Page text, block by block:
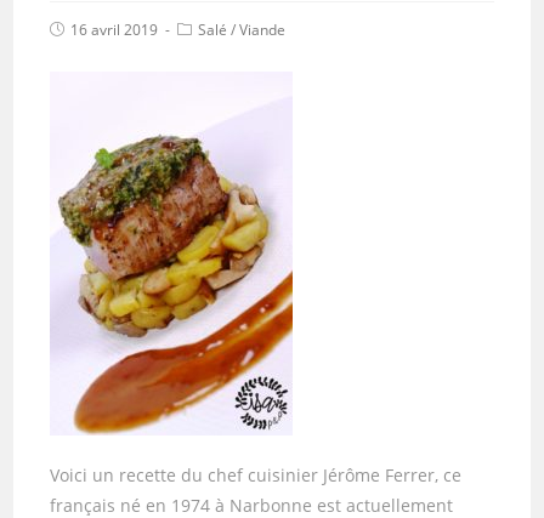
16 avril 2019 Salé /Viande
Voici un recette du chef cuisinier Jérôme Ferrer, ce
français né en 1974 à Narbonne est actuellement